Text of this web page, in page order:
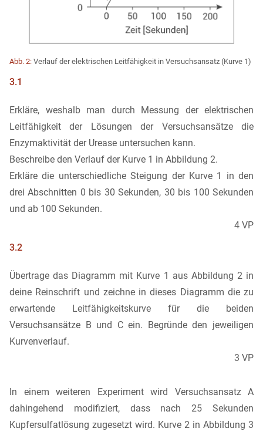
Abb. 2: Verlauf der elektrischen Leitfähigkeit in Versuchsansatz (Kurve 1)
3.1
Erkläre, weshalb man durch Messung der elektrischen
Leitfähigkeit der Lösungen der Versuchsansätze die
Enzymaktivität der Urease untersuchen kann.
Beschreibe den Verlauf der Kurve 1 in Abbildung 2.
Erkläre die unterschiedliche Steigung der Kurve 1 in den
drei Abschnitten 0 bis 30 Sekunden, 30 bis 100 Sekunden
und ab 100 Sekunden.
4 VP
3.2
Übertrage das Diagramm mit Kurve 1 aus Abbildung 2 in
deine Reinschrift und zeichne in dieses Diagramm die zu
erwartende Leitfähigkeitskurve für die beiden
Versuchsansätze B und C ein. Begründe den jeweiligen
Kurvenverlauf.
3 VP
In einem weiteren Experiment wird Versuchsansatz A
dahingehend modifiziert, dass nach 25 Sekunden
Kupfersulfatlösung zugesetzt wird. Kurve 2 in Abbildung 3